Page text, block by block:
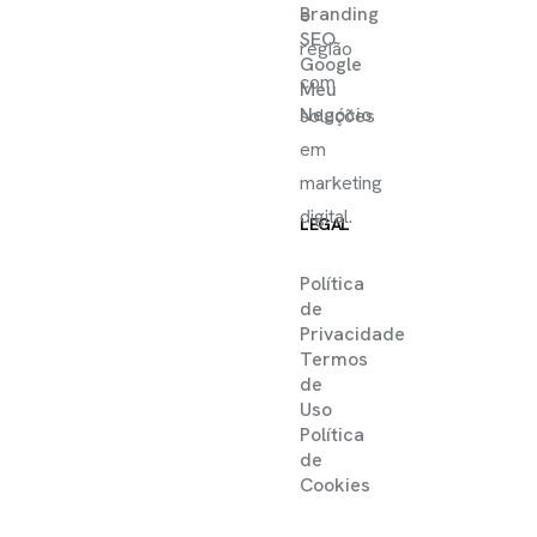
Branding
SEO
Google
Meu
Negócio
LEGAL
Política
de
Privacidade
Termos
de
Uso
Política
de
Cookies
e
região
com
soluções
em
marketing
digital.